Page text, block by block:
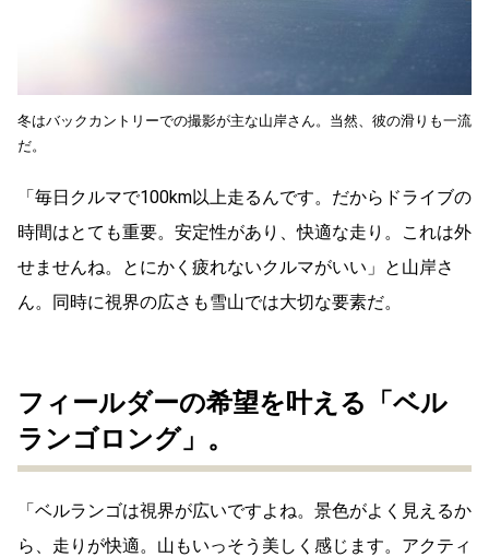
冬はバックカントリーでの撮影が主な山岸さん。当然、彼の滑りも一流
だ。
「毎日クルマで100km以上走るんです。だからドライブの
時間はとても重要。安定性があり、快適な走り。これは外
せませんね。とにかく疲れないクルマがいい」と山岸さ
ん。同時に視界の広さも雪山では大切な要素だ。
フィールダーの希望を叶える「ベル
ランゴロング」。
「ベルランゴは視界が広いですよね。景色がよく見えるか
ら、走りが快適。山もいっそう美しく感じます。アクティ